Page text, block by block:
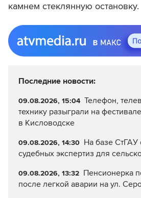
камнем стеклянную остановку.
Последние новости:
09.08.2026, 15:04 Телефон,
технику разыграли на
в Кисловодске
09.08.2026, 14:30 На базе СтГАУ
судебных экспертиз для
09.08.2026, 13:32 Пенсионерка
после легкой аварии на ул.